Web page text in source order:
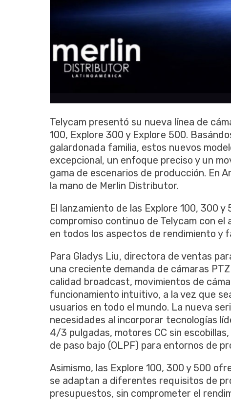
Telycam presentó su nueva línea de
100, Explore 300 y Explore 500.
galardonada familia, estos nuevos
excepcional, un enfoque preciso y un
gama de escenarios de producción. En
la mano de Merlin Distributor.
El lanzamiento de las Explore 100, 300
compromiso continuo de Telycam con
en todos los aspectos de rendimiento y
Para Gladys Liu, directora de ventas
una creciente demanda de cámaras
calidad broadcast, movimientos de
funcionamiento intuitivo, a la vez que
usuarios en todo el mundo. La nueva
necesidades al incorporar tecnologías
4/3 pulgadas, motores CC sin
de paso bajo (OLPF) para entornos de
Asimismo, las Explore 100, 300 y 500
se adaptan a diferentes requisitos de
presupuestos, sin comprometer el